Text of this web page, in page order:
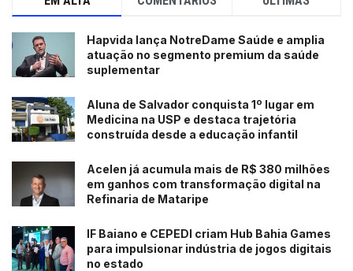
Hapvida lança NotreDame Saúde e amplia
atuação no segmento premium da saúde
suplementar
Aluna de Salvador conquista 1º lugar em
Medicina na USP e destaca trajetória
construída desde a educação infantil
Acelen já acumula mais de R$ 380 milhões
em ganhos com transformação digital na
Refinaria de Mataripe
IF Baiano e CEPEDI criam Hub Bahia Games
para impulsionar indústria de jogos digitais
no estado